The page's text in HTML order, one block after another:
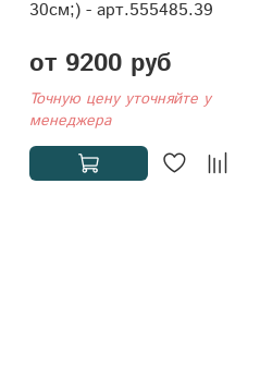
30см;) - арт.555485.39
от 9200 руб
Точную цену уточняйте у
менеджера